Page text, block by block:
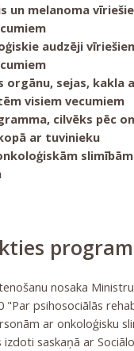
un melanoma
audzēji
orgānu, sejas, kakla
visiem vecumiem
cilvēks pēc
ar tuvinieku
nosaka
"Par psihosociālās
ar onkoloģisku
izdoti saskaņā ar